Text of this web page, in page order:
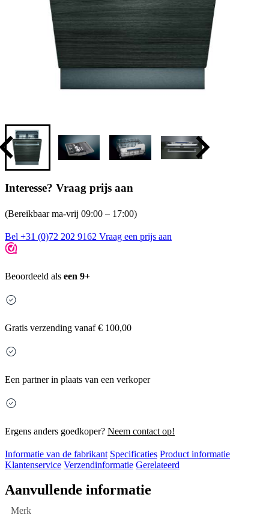
Interesse? Vraag prijs aan
(Bereikbaar ma-vrij 09:00 – 17:00)
Bel +31 (0)72 202 9162 Vraag een prijs aan
Beoordeeld als een 9+
Gratis verzending vanaf € 100,00
Een partner in plaats van een verkoper
Ergens anders goedkoper? Neem contact op!
Informatie van de fabrikant Specificaties Product informatie
Klantenservice Verzendinformatie Gerelateerd
Aanvullende informatie
Merk